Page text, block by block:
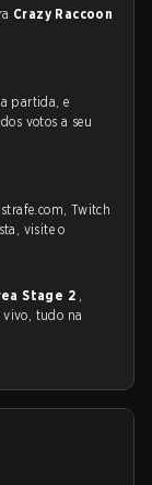
Crazy Raccoon
partida, e
dos votos a seu
Twitch
visite o
Stage 2 ,
vivo, tudo na